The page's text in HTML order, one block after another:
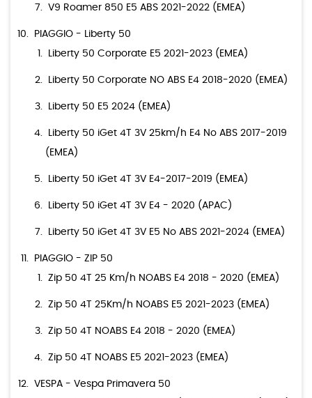
V9 Roamer 850 E5 ABS 2021-2022 (EMEA)
PIAGGIO - Liberty 50
Liberty 50 Corporate E5 2021-2023 (EMEA)
Liberty 50 Corporate NO ABS E4 2018-2020 (EMEA)
Liberty 50 E5 2024 (EMEA)
Liberty 50 iGet 4T 3V 25km/h E4 No ABS 2017-2019
(EMEA)
Liberty 50 iGet 4T 3V E4-2017-2019 (EMEA)
Liberty 50 iGet 4T 3V E4 - 2020 (APAC)
Liberty 50 iGet 4T 3V E5 No ABS 2021-2024 (EMEA)
PIAGGIO - ZIP 50
Zip 50 4T 25 Km/h NOABS E4 2018 - 2020 (EMEA)
Zip 50 4T 25Km/h NOABS E5 2021-2023 (EMEA)
Zip 50 4T NOABS E4 2018 - 2020 (EMEA)
Zip 50 4T NOABS E5 2021-2023 (EMEA)
VESPA - Vespa Primavera 50